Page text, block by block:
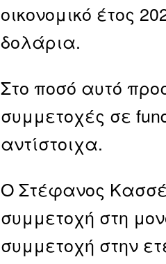
οικονομικό έτος
δολάρια.
Στο ποσό αυτό
συμμετοχές σε
αντίστοιχα.
Ο Στέφανος
συμμετοχή στη
συμμετοχή στην